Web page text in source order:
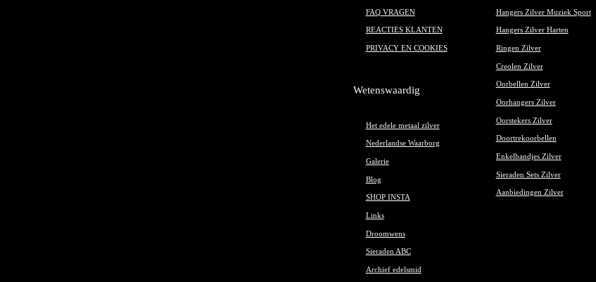
FAQ VRAGEN
REACTIES KLANTEN
PRIVACY EN COOKIES
Wetenswaardig
Het edele metaal zilver
Nederlandse Waarborg
Galerie
Blog
SHOP INSTA
Links
Droomwens
Sieraden ABC
Archief edelsmid
Hangers Zilver Muziek Sport
Hangers Zilver Harten
Ringen Zilver
Creolen Zilver
Oorbellen Zilver
Oorhangers Zilver
Oorstekers Zilver
Doortrekoorbellen
Enkelbandjes Zilver
Sieraden Sets Zilver
Aanbiedingen Zilver